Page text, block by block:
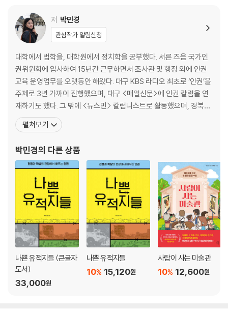
6 유리 천장을 깨뜨려라
[궁금해요] 루스 베이더 긴즈버그 | 유리 천장
제2부 노동
1 그는 휴가 중이야
[궁금해요] 〈동아일보〉 백지 사태 | 휴식권
2 인권의 역사, 투쟁의 역사
[궁금해요] 전태일과 〈근로기준법〉 | 노동3권
3 라면 같은 젊음은 그만
4 마석에서 만나는 대한민국
[궁금해요] 독일 파견 광부와 간호사 | 산업재해
5 여성 노동을 생각하다
[궁금해요] 세계 여성의 날 | 국제노동기구
6 소중하지 않은 노동은 없다
[궁금해요] 노동권
제3부 차별과 혐오
1 장애 혐오 표현에 담긴 차별적 인식
[궁금해요] 장애인을 비하하는 표현과 올바른 표현 | 차별의 예외 | 장애인
저 박민경
관심작가 알림신청
대학에서 법학을, 대학원에서 정치학을 공부했다. 서른 즈음 국가인
권위원회에 입사하여 15년간 근무하면서 조사관 및 행정 외에 인권
교육 운영업무를 오랫동안 해왔다. 대구 KBS 라디오 최초로 ‘인권’을
주제로 3년 가까이 진행했으며, 대구 <매일신문>에 인권 칼럼을 연
재하기도 했다. 그 밖에 <뉴스민> 칼럼니스트로 활동했으며, 경북대
인권센터 인권위원, 한국수력원자력(주)의 인권경영위원 등을 두루
거치면서 인권이라는 개념을 쉽고 재미있게 알리는 데 노력해왔다. 2
간했다. 지금도 국가인권위원회에서 학교, 공무원, 공공
펼쳐보기
박민경의 다른 상품
나쁜 유적지들 (큰글자
도서)
33,000원
나쁜 유적지들
15,120원
10%
사람이 사는 미술관
12,600원
10%